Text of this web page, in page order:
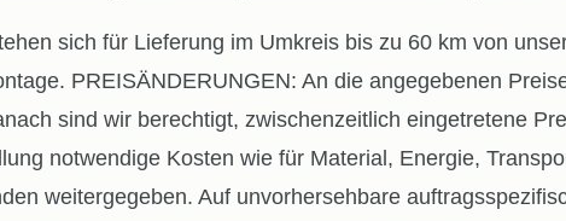
sich für Lieferung im Umkreis bis zu 60 km von
PREISÄNDERUNGEN: An die angegebenen
sind wir berechtigt, zwischenzeitlich eingetretene
notwendige Kosten wie für Material, Energie,
weitergegeben. Auf unvorhersehbare